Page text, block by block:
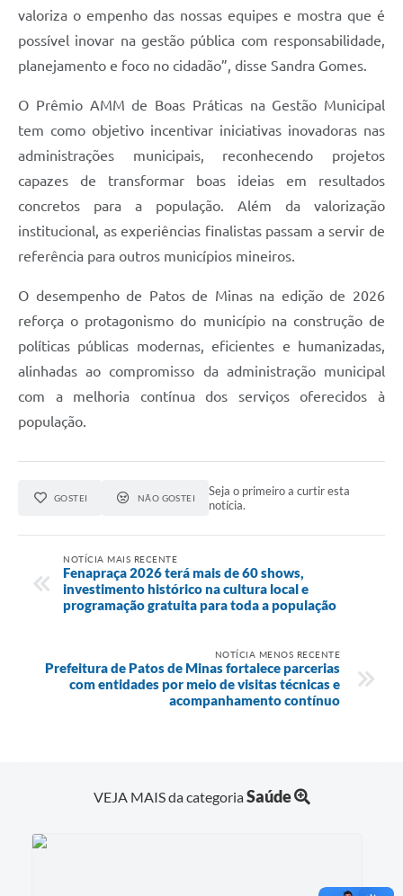
valoriza o empenho das nossas equipes e mostra que é
possível inovar na gestão pública com responsabilidade,
planejamento e foco no cidadão”, disse Sandra Gomes.
O Prêmio AMM de Boas Práticas na Gestão Municipal
tem como objetivo incentivar iniciativas inovadoras nas
administrações municipais, reconhecendo projetos
capazes de transformar boas ideias em resultados
concretos para a população. Além da valorização
institucional, as experiências finalistas passam a servir de
referência para outros municípios mineiros.
O desempenho de Patos de Minas na edição de 2026
reforça o protagonismo do município na construção de
políticas públicas modernas, eficientes e humanizadas,
alinhadas ao compromisso da administração municipal
com a melhoria contínua dos serviços oferecidos à
população.
GOSTEI NÃO GOSTEI
Seja o primeiro a curtir esta
notícia.
NOTÍCIA MAIS RECENTE
Fenapraça 2026 terá mais de 60 shows,
investimento histórico na cultura local e
programação gratuita para toda a população
NOTÍCIA MENOS RECENTE
Prefeitura de Patos de Minas fortalece parcerias
com entidades por meio de visitas técnicas e
acompanhamento contínuo
VEJA MAIS da categoriaSaúde